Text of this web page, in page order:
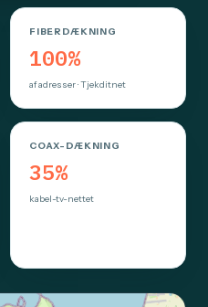
FIBERDÆKNING
100%
af adresser · Tjekditnet
COAX-DÆKNING
35%
kabel-tv-nettet